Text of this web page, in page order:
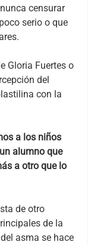
censurar
serio o que
Gloria Fuertes o
del
con la
a los niños
alumno que
a otro que lo
de otro
de la
asma se hace